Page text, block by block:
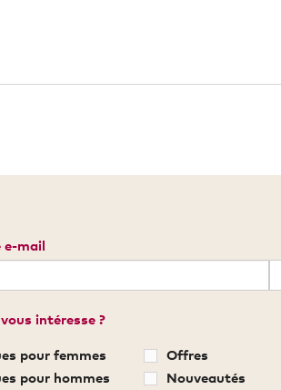
e-mail
intéresse ?
pour femmes
pour hommes
Offres
Nouveautés